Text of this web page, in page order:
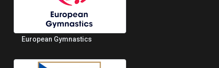
European Gymnastics